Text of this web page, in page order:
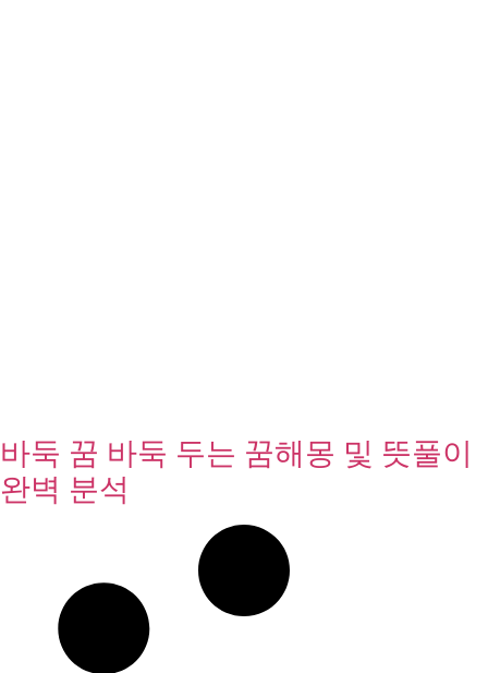
바둑 꿈 바둑 두는 꿈해몽 및 뜻풀이
완벽 분석